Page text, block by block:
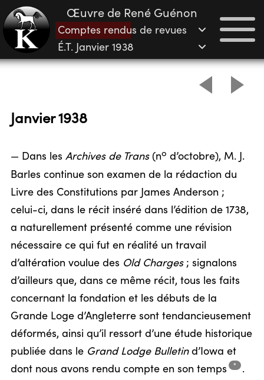
Œuvre de René Guénon
Comptes rendus de revues
É.T. Janvier 1938
Janvier 1938
— Dans les Archives de Trans (no d’octobre), M. J.
Barles continue son examen de la rédaction du
Livre des Constitutions par James Anderson ;
celui-ci, dans le récit inséré dans l’édition de 1738,
a naturellement présenté comme une révision
nécessaire ce qui fut en réalité un travail
d’altération voulue des Old Charges; signalons
d’ailleurs que, dans ce même récit, tous les faits
concernant la fondation et les débuts de la
Grande Loge d’Angleterre sont tendancieusement
déformés, ainsi qu’il ressort d’une étude historique
publiée dans le Grand Lodge Bulletind’Iowa et
dont nous avons rendu compte en son temps *
.